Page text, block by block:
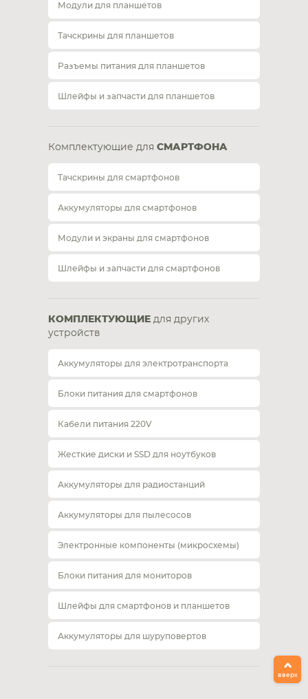
Модули для планшетов
Тачскрины для планшетов
Разъемы питания для планшетов
Шлейфы и запчасти для планшетов
Комплектующие для СМАРТФОНА
Тачскрины для смартфонов
Аккумуляторы для смартфонов
Модули и экраны для смартфонов
Шлейфы и запчасти для смартфонов
КОМПЛЕКТУЮЩИЕ для других
устройств
Аккумуляторы для электротранспорта
Блоки питания для смартфонов
Кабели питания 220V
Жесткие диски и SSD для ноутбуков
Аккумуляторы для радиостанций
Аккумуляторы для пылесосов
Электронные компоненты (микросхемы)
Блоки питания для мониторов
Шлейфы для смартфонов и планшетов
Аккумуляторы для шуруповертов
вверх